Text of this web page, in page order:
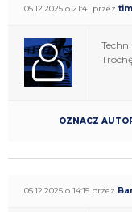
05.12.2025 o 21:41 przez
OZNACZ
05.12.2025 o 14:15 przez